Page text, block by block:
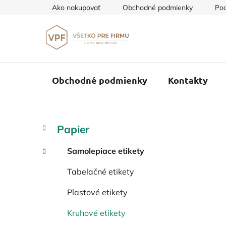
Ako nakupovať Obchodné podmienky
Obchodné podmienky Kontakty
B
č
kategórie
K
a
e
Papier
Samolepiace etikety
Tabelačné etikety
Plastové etikety
Kruhové etikety